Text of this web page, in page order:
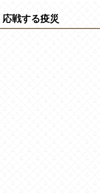
戦する疫災